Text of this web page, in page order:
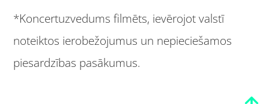
*Koncertuzvedums filmēts, ievērojot valstī
noteiktos ierobežojumus un nepieciešamos
piesardzības pasākumus.